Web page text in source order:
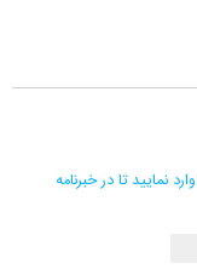
نمایید تا در خبرنامه